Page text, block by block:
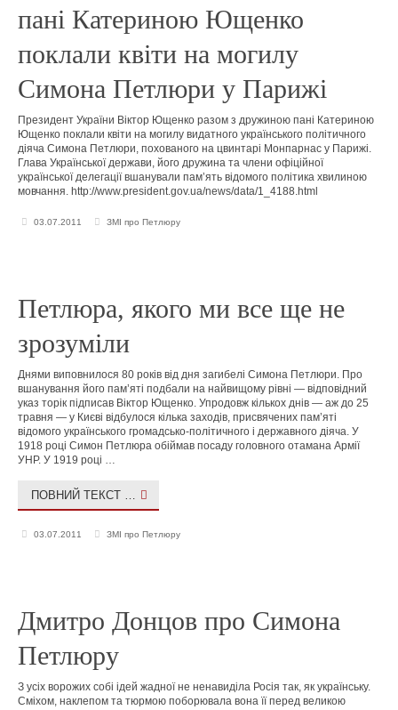
пані Катериною Ющенко
поклали квіти на могилу
Симона Петлюри у Парижі
Президент України Віктор Ющенко разом з дружиною пані Катериною
Ющенко поклали квіти на могилу видатного українського політичного
діяча Симона Петлюри, похованого на цвинтарі Монпарнас у Парижі.
Глава Української держави, його дружина та члени офіційної
української делегації вшанували пам’ять відомого політика хвилиною
мовчання. http://www.president.gov.ua/news/data/1_4188.html
03.07.2011 ЗМІ про Петлюру
Петлюра, якого ми все ще не
зрозуміли
Днями виповнилося 80 років від дня загибелі Симона Петлюри. Про
вшанування його пам’яті подбали на найвищому рівні — відповідний
указ торік підписав Віктор Ющенко. Упродовж кількох днів — аж до 25
травня — у Києві відбулося кілька заходів, присвячених пам’яті
відомого українського громадсько-політичного і державного діяча. У
1918 році Симон Петлюра обіймав посаду головного отамана Армії
УНР. У 1919 році …
ПОВНИЙ ТЕКСТ …
03.07.2011 ЗМІ про Петлюру
Дмитро Донцов про Симона
Петлюру
З усіх ворожих собі ідей жадної не ненавиділа Росія так, як українську.
Сміхом, наклепом та тюрмою поборювала вона її перед великою